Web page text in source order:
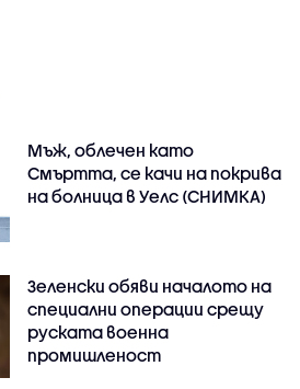
Мъж, облечен като
Смъртта, се качи на покрива
на болница в Уелс (СНИМКА)
Зеленски обяви началото на
специални операции срещу
руската военна
промишленост